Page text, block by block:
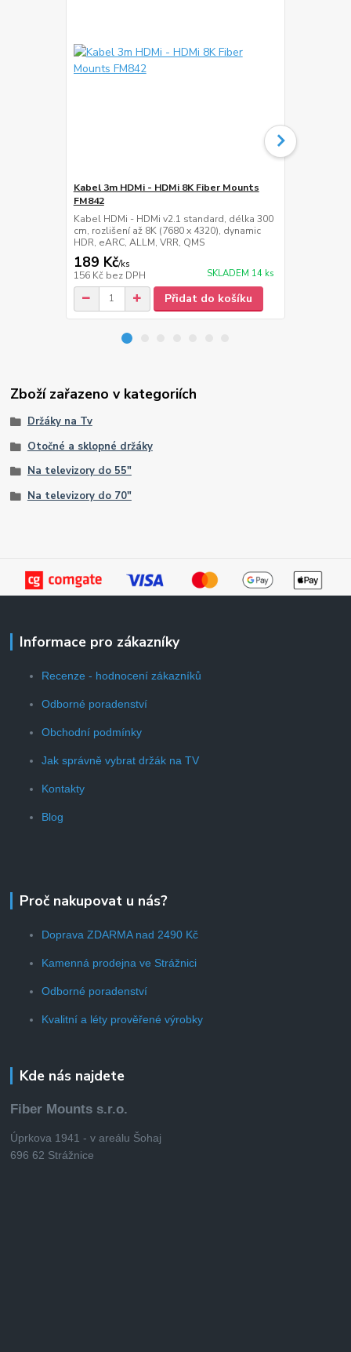
Kabel 3m HDMi - HDMi 8K Fiber Mounts
FM842
Kabel HDMi - HDMi v2.1 standard, délka 300
cm, rozlišení až 8K (7680 x 4320), dynamic
HDR, eARC, ALLM, VRR, QMS
189 Kč/ks
156 Kč bez DPH SKLADEM 14 ks
Přidat do košíku
Zboží zařazeno v kategoriích
Držáky na Tv
Otočné a sklopné držáky
Na televizory do 55"
Na televizory do 70"
Informace pro zákazníky
Recenze - hodnocení zákazníků
Odborné poradenství
Obchodní podmínky
Jak správně vybrat držák na TV
Kontakty
Blog
Proč nakupovat u nás?
Doprava ZDARMA nad 2490 Kč
Kamenná prodejna ve Strážnici
Odborné poradenství
Kvalitní a léty prověřené výrobky
Kde nás najdete
Fiber Mounts s.r.o.
Úprkova 1941 - v areálu Šohaj
696 62 Strážnice